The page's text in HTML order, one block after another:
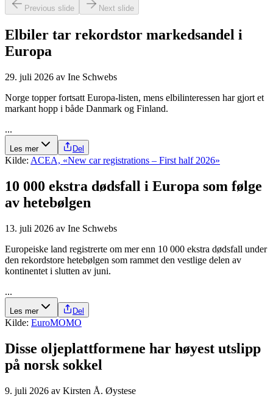
Previous slide Next slide
Elbiler tar rekordstor markedsandel i
Europa
29. juli 2026 av Ine Schwebs
Norge topper fortsatt Europa-listen, mens elbilinteressen har gjort et
markant hopp i både Danmark og Finland.
...
Les mer Del
Kilde: ACEA, «New car registrations – First half 2026»
10 000 ekstra dødsfall i Europa som følge
av hetebølgen
13. juli 2026 av Ine Schwebs
Europeiske land registrerte om mer enn 10 000 ekstra dødsfall under
den rekordstore hetebølgen som rammet den vestlige delen av
kontinentet i slutten av juni.
...
Les mer Del
Kilde: EuroMOMO
Disse olje­plattformene har høyest utslipp
på norsk sokkel
9. juli 2026 av Kirsten Å. Øystese